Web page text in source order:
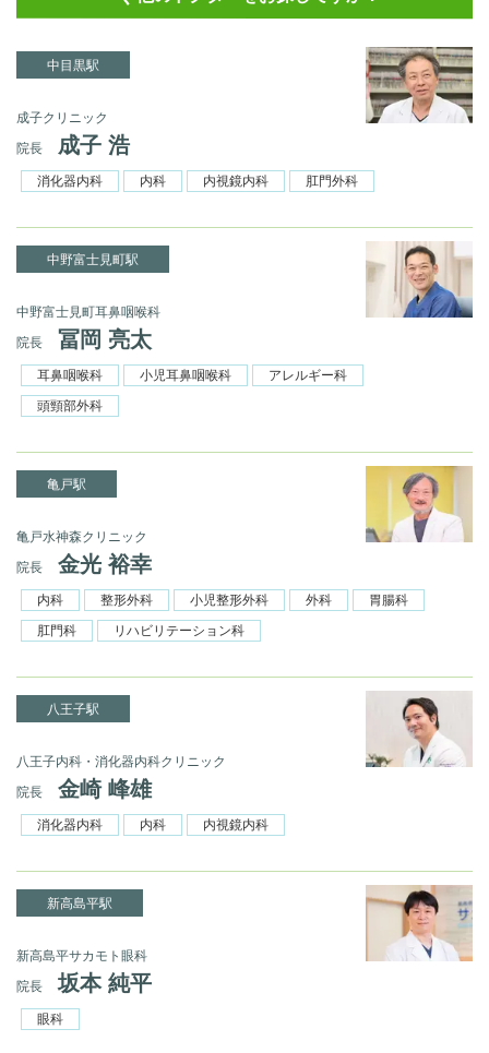
中目黒駅
成子クリニック
院長
成子 浩
消化器内科 内科 内視鏡内科 肛門外科
中野富士見町駅
中野富士見町耳鼻咽喉科
院長
冨岡 亮太
耳鼻咽喉科 小児耳鼻咽喉科
アレルギー科
頭頸部外科
亀戸駅
亀戸水神森クリニック
院長
金光 裕幸
内科 整形外科 小児整形外科 外科
胃腸科
肛門科
リハビリテーション科
八王子駅
八王子内科・消化器内科クリニック
院長
金崎 峰雄
消化器内科 内科 内視鏡内科
新高島平駅
新高島平サカモト眼科
院長
坂本 純平
眼科